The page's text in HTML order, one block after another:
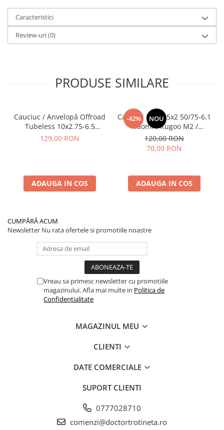
Caracteristici
Review-uri(0)
PRODUSE SIMILARE
Cauciuc / Anvelopă Offroad
Tubeless 10x2.75-6.5
KuKirin G2/G2 Master 2025
129,00 RON
ADAUGA IN COS
-42% NOU
Cauciuc Plin 8.5x2 50/75-6.1
Xiaomi / Kugoo M2 /
Ducati/Evergreen/Motus/
120,00 RON
70,00 RON
ADAUGA IN COS
CUMPĂRĂ ACUM
Newsletter Nu rata ofertele si promotiile noastre
Vreau sa primesc newsletter cu promotiile
magazinului. Afla mai multe in Politica de
Confidentialitate
MAGAZINUL MEU
CLIENTI
DATE COMERCIALE
SUPORT CLIENTI
0777028710
comenzi@doctortrotineta.ro